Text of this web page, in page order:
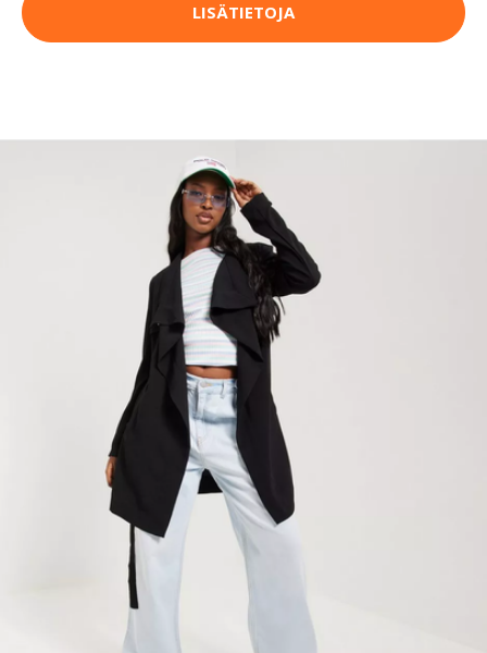
LISÄTIETOJA